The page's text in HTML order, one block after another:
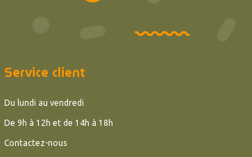
Service client
Du lundi au vendredi
De 9h à 12h et de 14h à 18h
Contactez-nous